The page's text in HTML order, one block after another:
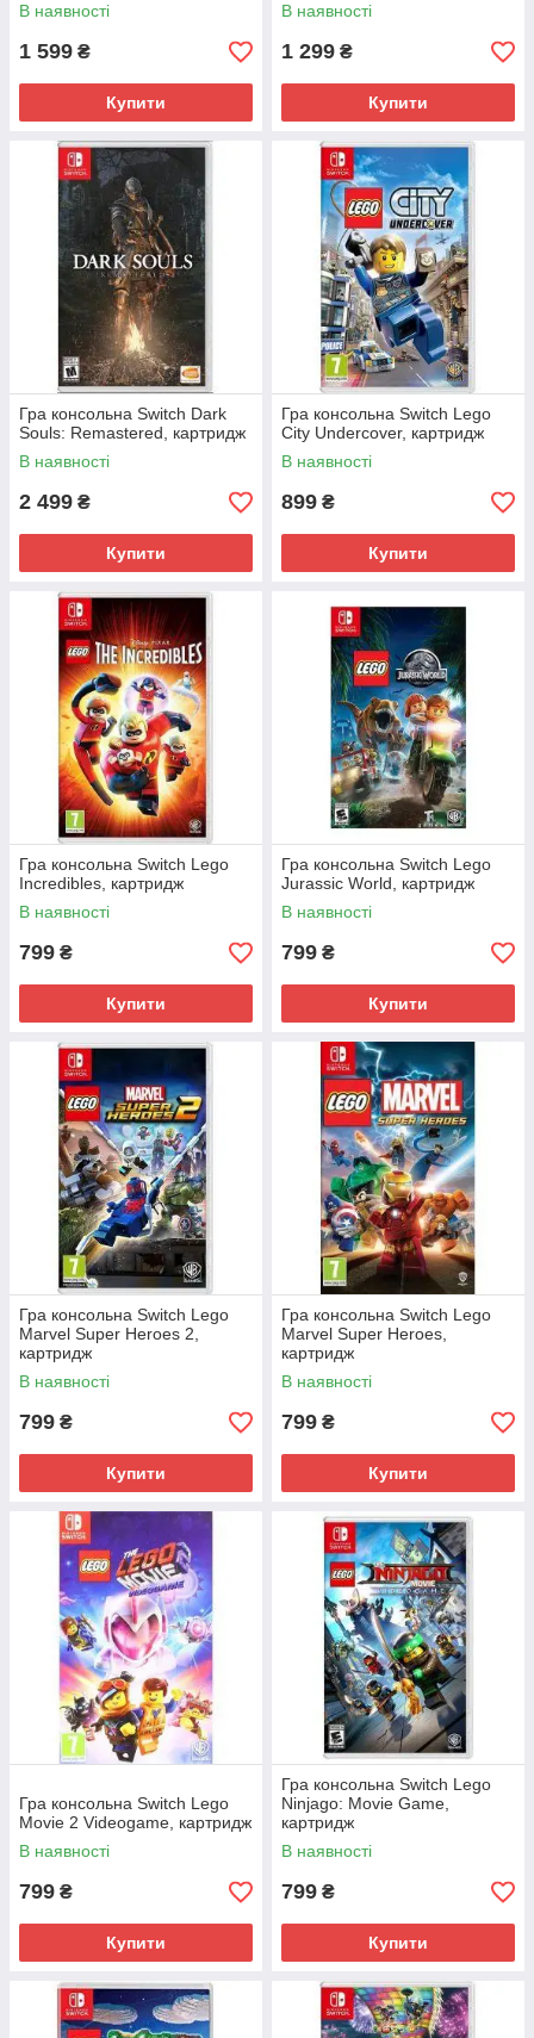
В наявності
1 599 ₴
Купити
В наявності
1 299 ₴
Купити
Гра консольна Switch Dark
Souls: Remastered, картридж
В наявності
2 499 ₴
Купити
Гра консольна Switch Lego
City Undercover, картридж
В наявності
899 ₴
Купити
Гра консольна Switch Lego
Incredibles, картридж
В наявності
799 ₴
Купити
Гра консольна Switch Lego
Jurassic World, картридж
В наявності
799 ₴
Купити
Гра консольна Switch Lego
Marvel Super Heroes 2,
картридж
В наявності
799 ₴
Купити
Гра консольна Switch Lego
Marvel Super Heroes,
картридж
В наявності
799 ₴
Купити
Гра консольна Switch Lego
Movie 2 Videogame, картридж
В наявності
799 ₴
Купити
Гра консольна Switch Lego
Ninjago: Movie Game,
картридж
В наявності
799 ₴
Купити